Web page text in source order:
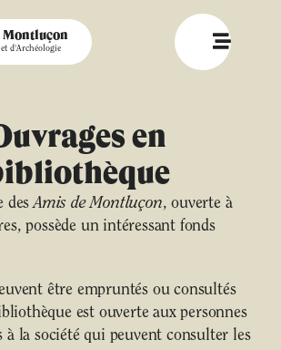
Montluçon
d'Archéologie
en
desAmis de Montluçon, ouverte à
possède un intéressant fonds
être empruntés ou consultés
est ouverte aux personnes
à la société qui peuvent consulter les